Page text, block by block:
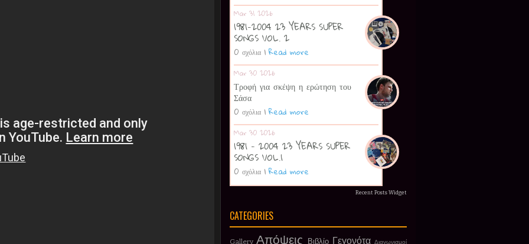
Mar 31 2026
1981-2004 23 YEARS SUPER
SONGS VOL. 2
0 σχόλια | Read more
Mar 30 2026
Τροφή για σκέψη η ερώτηση του
Σάσα
0 σχόλια | Read more
Mar 30 2026
1981 - 2004 23 YEARS SUPER
SONGS VOL.1
0 σχόλια | Read more
Recent Posts Widget
CATEGORIES
Gallery Απόψεις Βιβλίο Γεγονότα Διαγωνισμοί